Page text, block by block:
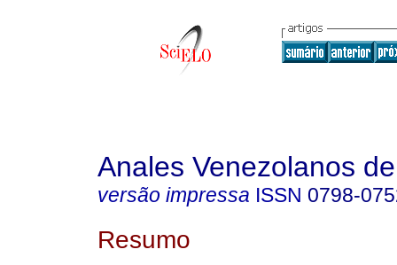
Anales Venezolanos
versão impressa ISSN 0798-
Resumo